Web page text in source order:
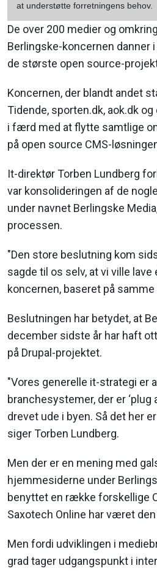
at understøtte forretningens behov.
De over 200 medier og
Berlingske-koncernen danner
de største open source-
Koncernen, der blandt andet
Tidende, sporten.dk, aok.dk
i færd med at flytte samtlige
på open source CMS-
It-direktør Torben Lundberg
var konsolideringen af de
under navnet Berlingske
processen.
"Den store beslutning kom
sagde til os selv, at vi ville
koncernen, baseret på
Beslutningen har betydet, at
december sidste år har haft
på Drupal-projektet.
"Vores generelle it-strategi er
branchesystemer, der er ‘plug
drevet ude i byen. Så det her
siger Torben Lundberg.
Men der er en mening med
hjemmesiderne under
benyttet en række forskellige
Saxotech Online har været
Men fordi udviklingen i
grad tager udgangspunkt i